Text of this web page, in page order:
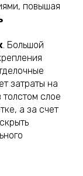
повышая
. Большой
затраты на
слое
а за счет